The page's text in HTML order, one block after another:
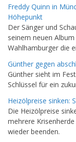
Freddy Quinn in
Höhepunkt
Der Sänger und
seinem neuen
Wahlhamburger die
Günther gegen
Günther sieht im
Schlüssel für ein
Heizölpreise sinken:
Die Heizölpreise
mehrere
wieder beenden.